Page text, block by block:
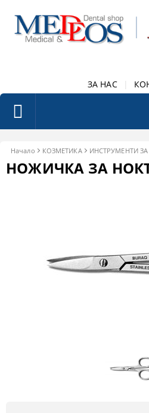
ЗА НАС
Начало КОЗМЕТИКА ИНСТРУМЕНТИ
НОЖИЧКА ЗА